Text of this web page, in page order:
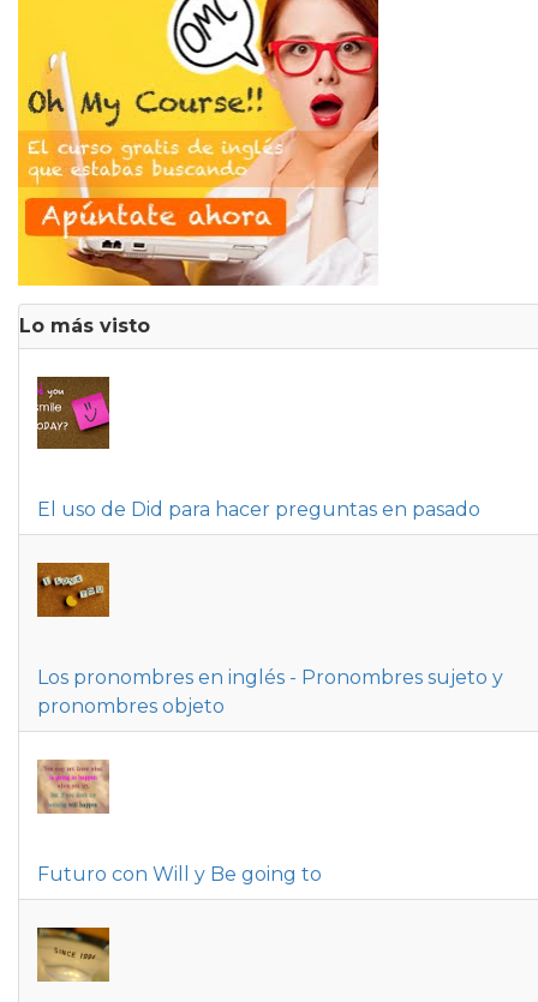
Lo más visto
El uso de Did para hacer preguntas en pasado
Los pronombres en inglés - Pronombres sujeto y
pronombres objeto
Futuro con Will y Be going to